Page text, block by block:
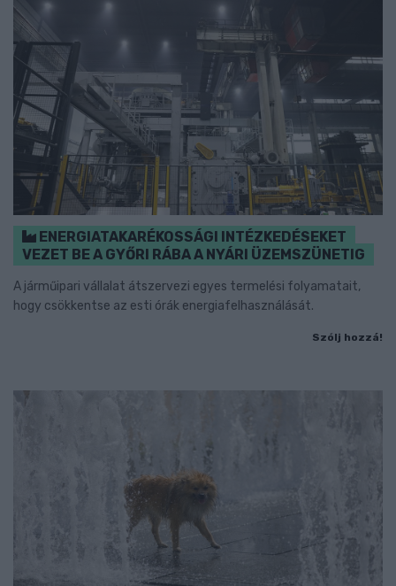
ENERGIATAKARÉKOSSÁGI INTÉZKEDÉSEKET
VEZET BE A GYŐRI RÁBA A NYÁRI ÜZEMSZÜNETIG
A járműipari vállalat átszervezi egyes termelési folyamatait,
hogy csökkentse az esti órák energiafelhasználását.
Szólj hozzá!